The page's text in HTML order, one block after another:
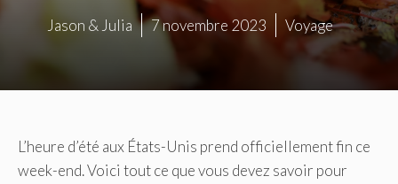
Jason & Julia 7 novembre 2023 Voyage
L’heure d’été aux États-Unis prend officiellement fin ce
week-end. Voici tout ce que vous devez savoir pour